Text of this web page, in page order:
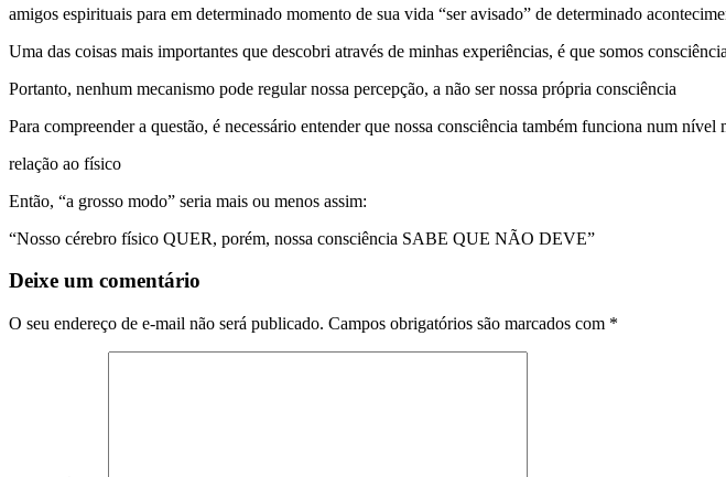
amigos espirituais para em determinado momento de sua vida “ser avisado” de determinado
Uma das coisas mais importantes que descobri através de minhas experiências, é que somos
Portanto, nenhum mecanismo pode regular nossa percepção, a não ser nossa própria consciência
Para compreender a questão, é necessário entender que nossa consciência também funciona num
relação ao físico
Então, “a grosso modo” seria mais ou menos assim:
“Nosso cérebro físico QUER, porém, nossa consciência SABE QUE NÃO DEVE”
Deixe um comentário
O seu endereço de e-mail não será publicado. Campos obrigatórios são marcados com *